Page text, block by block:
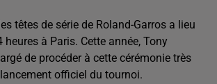
têtes de série de Roland-Garros a lieu
heures à Paris. Cette année, Tony
de procéder à cette cérémonie très
officiel du tournoi.